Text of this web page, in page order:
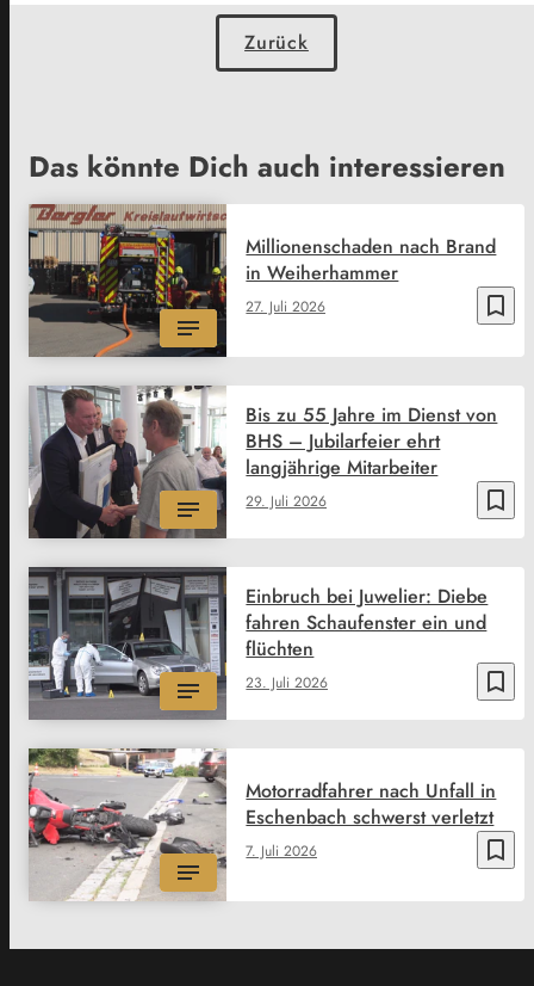
Zurück
Das könnte Dich auch interessieren
bookmark_border
27. Juli 2026
Millionenschaden nach Brand
in Weiherhammer
bookmark_border
29. Juli 2026
Bis zu 55 Jahre im Dienst von
BHS – Jubilarfeier ehrt
langjährige Mitarbeiter
bookmark_border
23. Juli 2026
Einbruch bei Juwelier: Diebe
fahren Schaufenster ein und
flüchten
bookmark_border
7. Juli 2026
Motorradfahrer nach Unfall in
Eschenbach schwerst verletzt